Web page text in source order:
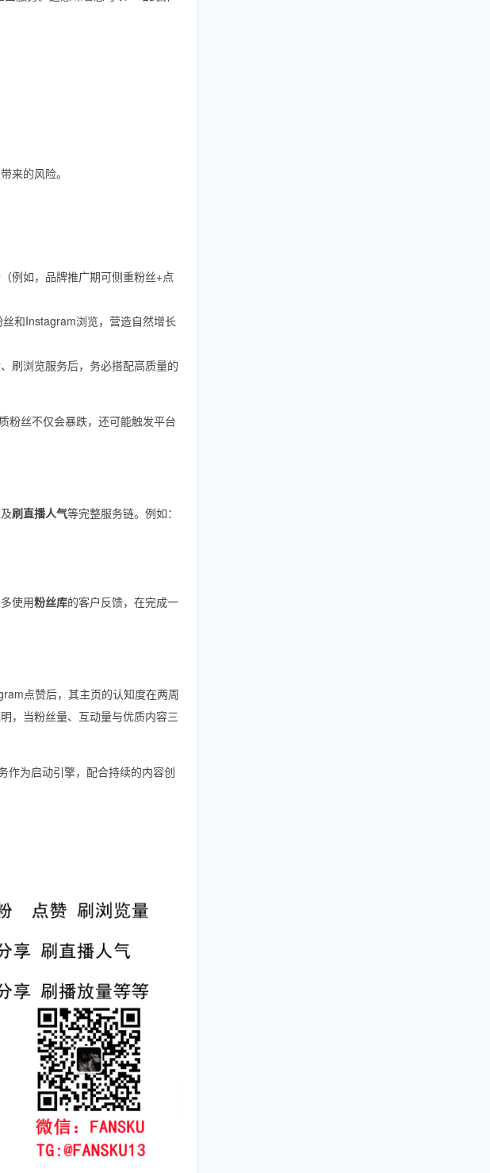
来的风险。
例如，品牌推广期可侧重粉丝+点
和Instagram浏览，营造自然增长
刷浏览服务后，务必搭配高质量的
粉丝不仅会暴跌，还可能触发平台
刷直播人气等完整服务链。例如：
使用粉丝库的客户反馈，在完成一
点赞后，其主页的认知度在两周
，当粉丝量、互动量与优质内容三
作为启动引擎，配合持续的内容创